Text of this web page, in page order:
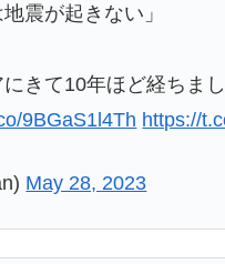
震が起きない」
きて10年ほど経ちま
9BGaS1l4Th https://
May 28, 2023